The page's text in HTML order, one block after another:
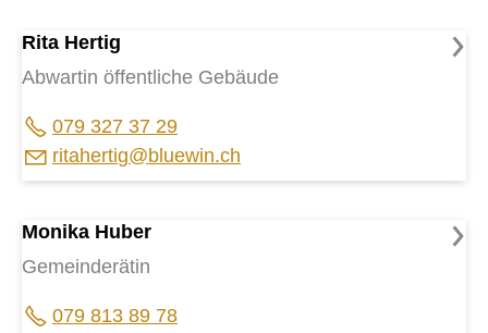
Rita Hertig
Abwartin öffentliche Gebäude
079 327 37 29
r t h rt g bl w n ch
Monika Huber
Gemeinderätin
079 813 89 78